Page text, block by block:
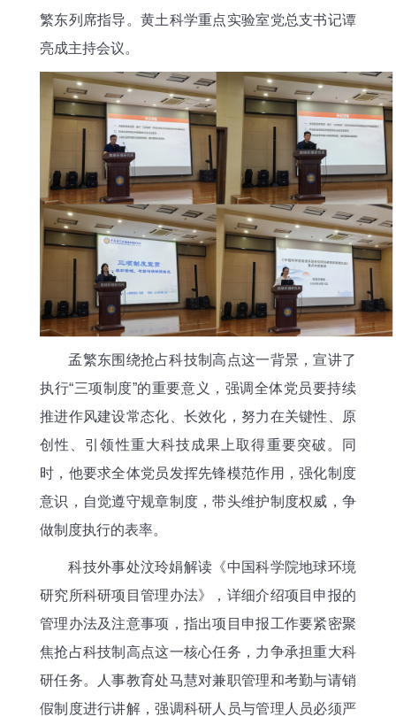
繁东列席指导。黄土科学重点实验室党总支书记谭
亮成主持会议。
孟繁东围绕抢占科技制高点这一背景，宣讲了
执行“三项制度”的重要意义，强调全体党员要持续
推进作风建设常态化、长效化，努力在关键性、原
创性、引领性重大科技成果上取得重要突破。同
时，他要求全体党员发挥先锋模范作用，强化制度
意识，自觉遵守规章制度，带头维护制度权威，争
做制度执行的表率。
科技外事处汶玲娟解读《中国科学院地球环境
研究所科研项目管理办法》，详细介绍项目申报的
管理办法及注意事项，指出项目申报工作要紧密聚
焦抢占科技制高点这一核心任务，力争承担重大科
研任务。人事教育处马慧对兼职管理和考勤与请销
假制度进行讲解，强调科研人员与管理人员必须严